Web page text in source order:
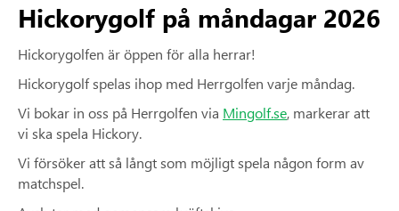
Hickorygolf på måndagar 2026
Hickorygolfen är öppen för alla herrar!
Hickorygolf spelas ihop med Herrgolfen varje måndag.
Vi bokar in oss på Herrgolfen via Mingolf.se, markerar att
vi ska spela Hickory.
Vi försöker att så långt som möjligt spela någon form av
matchspel.